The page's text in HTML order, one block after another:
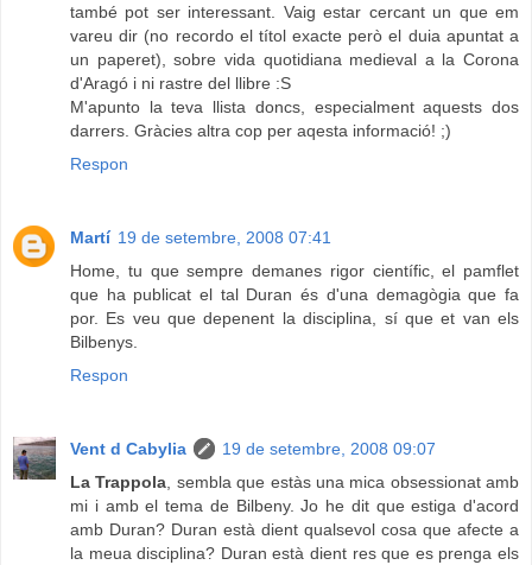
també pot ser interessant. Vaig estar cercant un que em
vareu dir (no recordo el títol exacte però el duia apuntat a
un paperet), sobre vida quotidiana medieval a la Corona
d'Aragó i ni rastre del llibre :S
M'apunto la teva llista doncs, especialment aquests dos
darrers. Gràcies altra cop per aqesta informació! ;)
Respon
Martí 19 de setembre, 2008 07:41
Home, tu que sempre demanes rigor científic, el pamflet
que ha publicat el tal Duran és d'una demagògia que fa
por. Es veu que depenent la disciplina, sí que et van els
Bilbenys.
Respon
Vent d Cabylia
19 de setembre, 2008 09:07
La Trappola , sembla que estàs una mica obsessionat amb
mi i amb el tema de Bilbeny. Jo he dit que estiga d'acord
amb Duran? Duran està dient qualsevol cosa que afecte a
la meua disciplina? Duran està dient res que es prenga els